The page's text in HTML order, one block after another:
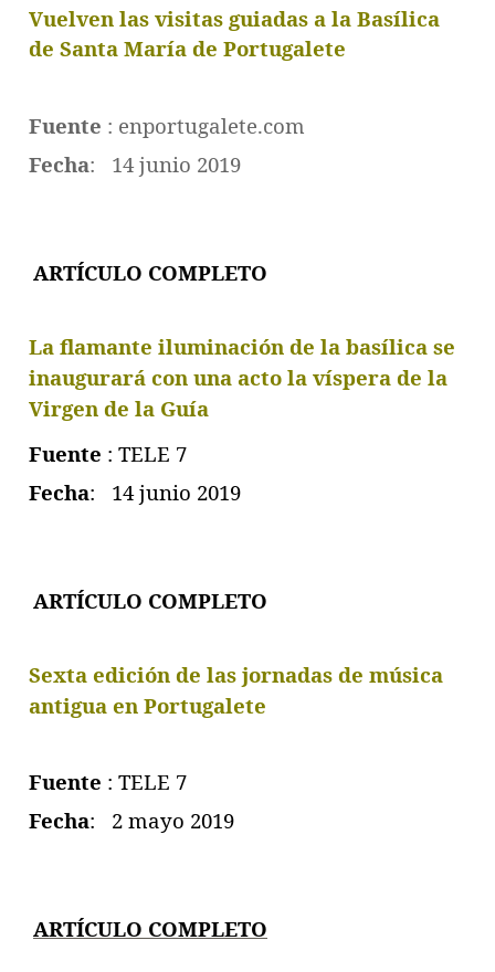
Vuelven las visitas guiadas a la Basílica
de Santa María de Portugalete
Fuente : enportugalete.com
Fecha: 14 junio 2019
ARTÍCULO COMPLETO
La flamante iluminación de la basílica se
inaugurará con una acto la víspera de la
Virgen de la Guía
Fuente : TELE 7
Fecha: 14 junio 2019
ARTÍCULO COMPLETO
Sexta edición de las jornadas de música
antigua en Portugalete
Fuente : TELE 7
Fecha: 2 mayo 2019
ARTÍCULO COMPLETO